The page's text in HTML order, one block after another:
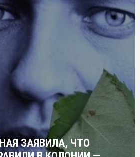
ЗАЯВИЛА, ЧТО